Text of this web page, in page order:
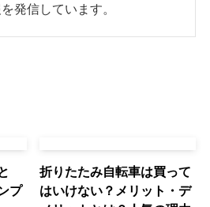
発信しています。
プ
折りたたみ自転車は買って
はいけない？メリット・デ